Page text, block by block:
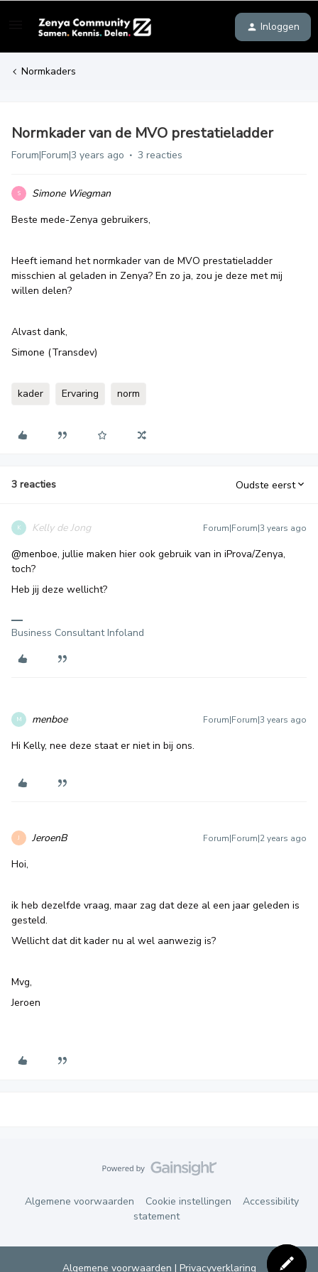
Inloggen
Normkaders
Normkader van de MVO prestatieladder
Forum|Forum|3 years ago 3 reacties
S
Simone Wiegman
Beste mede-Zenya gebruikers,
Heeft iemand het normkader van de MVO prestatieladder
misschien al geladen in Zenya? En zo ja, zou je deze met mij
willen delen?
Alvast dank,
Simone (Transdev)
kader Ervaring norm
3 reacties Oudste eerst
K Kelly de Jong Forum|Forum|3 years ago
@menboe, jullie maken hier ook gebruik van in iProva/Zenya,
toch?
Heb jij deze wellicht?
Business Consultant Infoland
M menboe Forum|Forum|3 years ago
Hi Kelly, nee deze staat er niet in bij ons.
J JeroenB Forum|Forum|2 years ago
Hoi,
ik heb dezelfde vraag, maar zag dat deze al een jaar geleden is
gesteld.
Wellicht dat dit kader nu al wel aanwezig is?
Mvg,
Jeroen
Algemene voorwaarden Cookie instellingen
Accessibility
statement
Algemene voorwaarden | Privacyverklaring